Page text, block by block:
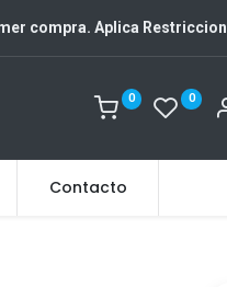
compra. Aplica
0 0
Contacto